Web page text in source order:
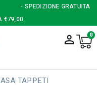
- SPEDIZIONE GRATUITA
€79,00
person_outline 0
TAPPETI